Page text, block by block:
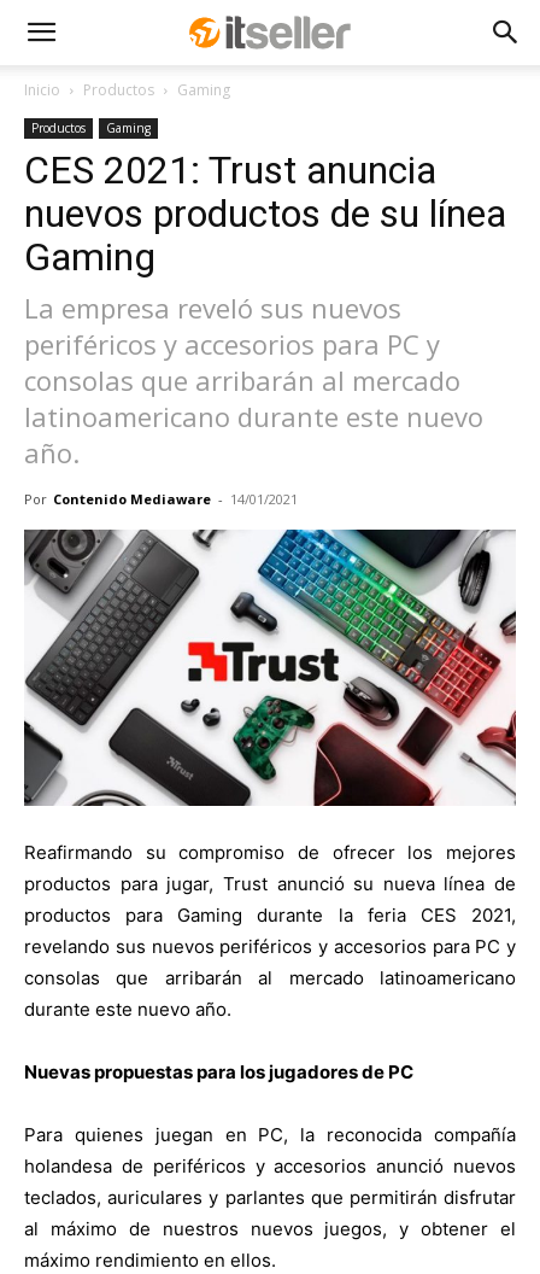
Inicio Productos Gaming
Productos Gaming
CES 2021: Trust anuncia
nuevos productos de su línea
Gaming
La empresa reveló sus nuevos
periféricos y accesorios para PC y
consolas que arribarán al mercado
latinoamericano durante este nuevo
año.
Por Contenido Mediaware - 14/01/2021
Reafirmando su compromiso de ofrecer los mejores
productos para jugar, Trust anunció su nueva línea de
productos para Gaming durante la feria CES 2021,
revelando sus nuevos periféricos y accesorios para PC y
consolas que arribarán al mercado latinoamericano
durante este nuevo año.
Nuevas propuestas para los jugadores de PC
Para quienes juegan en PC, la reconocida compañía
holandesa de periféricos y accesorios anunció nuevos
teclados, auriculares y parlantes que permitirán disfrutar
al máximo de nuestros nuevos juegos, y obtener el
máximo rendimiento en ellos.